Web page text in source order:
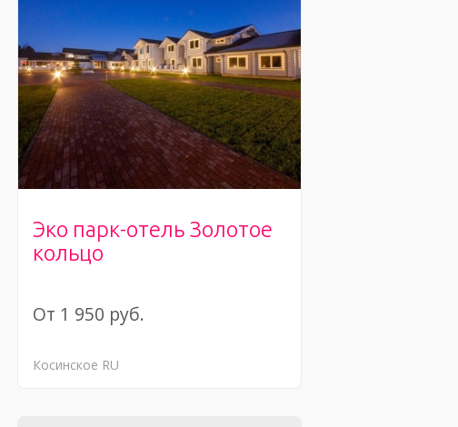
Эко парк-отель Золотое
кольцо
От 1 950 руб.
Косинское RU